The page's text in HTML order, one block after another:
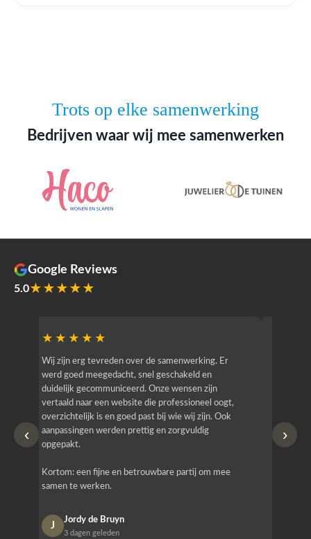
Trots op elke samenwerking
Bedrijven waar wij mee samenwerken
Google Reviews
5.0★★★★★
‹
★★★★★
Wij zijn erg tevreden over de samenwerking. Er
werd goed meegedacht, snel geschakeld en
duidelijk gecommuniceerd. Onze wensen zijn
vertaald naar een website die professioneel oogt,
overzichtelijk is en goed past bij wie wij zijn. Ook
aanpassingen werden prettig en zorgvuldig
opgepakt.
Kortom: een fijne en betrouwbare partij om mee
samen te werken.
J
Jordy de Bruyn
3 dagen geleden
›